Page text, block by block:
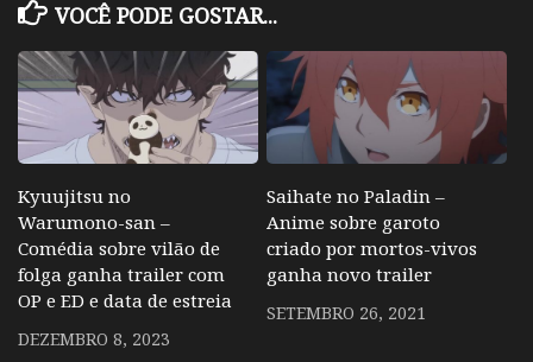
VOCÊ PODE GOSTAR...
Kyuujitsu no
Warumono-san –
Comédia sobre vilão de
folga ganha trailer com
OP e ED e data de estreia
DEZEMBRO 8, 2023
Saihate no Paladin –
Anime sobre garoto
criado por mortos-vivos
ganha novo trailer
SETEMBRO 26, 2021